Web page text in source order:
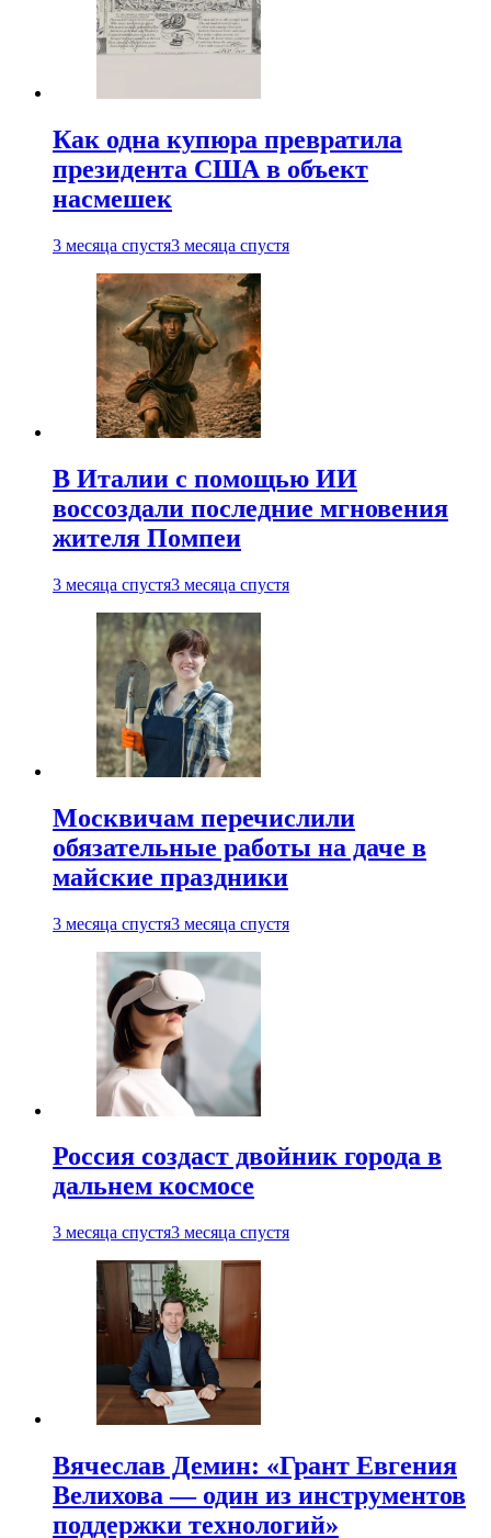
Как одна купюра превратила
президента США в объект
насмешек
3 месяца спустя3 месяца спустя
В Италии с помощью ИИ
воссоздали последние мгновения
жителя Помпеи
3 месяца спустя3 месяца спустя
Москвичам перечислили
обязательные работы на даче в
майские праздники
3 месяца спустя3 месяца спустя
Россия создаст двойник города в
дальнем космосе
3 месяца спустя3 месяца спустя
Вячеслав Демин: «Грант Евгения
Велихова — один из инструментов
поддержки технологий»